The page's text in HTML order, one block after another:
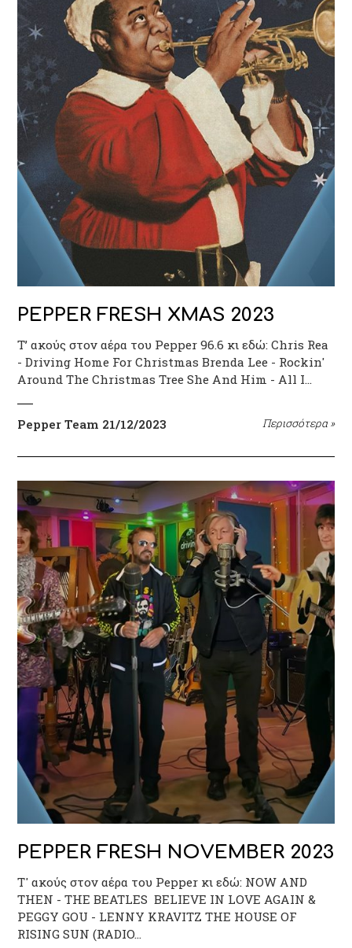
PEPPER FRESH XMAS 2023
Τ’ ακούς στον αέρα του Pepper 96.6 κι εδώ: Chris Rea
- Driving Home For Christmas Brenda Lee - Rockin'
Around The Christmas Tree She And Him - All I…
Pepper Team 21/12/2023 Περισσότερα »
PEPPER FRESH NOVEMBER 2023
T' ακούς στον αέρα του Pepper κι εδώ: NOW AND
THEN - THE BEATLES BELIEVE IN LOVE AGAIN &
PEGGY GOU - LENNY KRAVITZ THE HOUSE OF
RISING SUN (RADIO…